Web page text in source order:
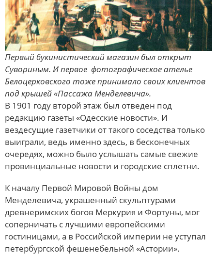
Первый букинистический магазин был открыт
Сувориным. И первое фотографическое ателье
Белоцерковского тоже принимало своих клиентов
под крышей «Пассажа Менделевича».
В 1901 году второй этаж был отведен под
редакцию газеты «Одесские новости». И
вездесущие газетчики от такого соседства только
выиграли, ведь именно здесь, в бесконечных
очередях, можно было услышать самые свежие
провинциальные новости и городские сплетни.
К началу Первой Мировой Войны дом
Менделевича, украшенный скульптурами
древнеримских богов Меркурия и Фортуны, мог
соперничать с лучшими европейскими
гостиницами, а в Российской империи не уступал
петербургской фешенебельной «Астории».